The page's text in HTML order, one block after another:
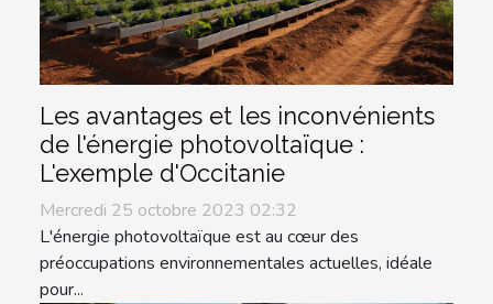
Les avantages et les inconvénients
de l'énergie photovoltaïque :
L'exemple d'Occitanie
Mercredi 25 octobre 2023 02:32
L'énergie photovoltaïque est au cœur des
préoccupations environnementales actuelles, idéale
pour...